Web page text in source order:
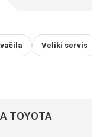
Veliki servis
TOYOTA